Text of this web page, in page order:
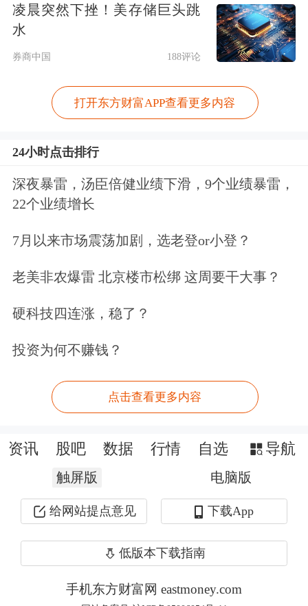
支“巨浪”后，势如破竹。
“东数西算 ”八大国家枢纽节点（京津
蒙古、贵州、甘肃、宁夏），成为项目
其中，冷凉气候、绿电富集的内蒙古乌
兰察布、宁夏中卫等地，近年来崭露头
角，高调提出打造“算力之都”、“Token
据、中国电信 、
远景科技等，均已在当地展开布局。
异军突起，原因是多方面的，除了当地
优越的自然禀赋——冷凉气候显著降低
数据中心能耗，风光资源丰富提供充沛
绿电，更和当地政府前瞻布局密不可
分：
凌晨突然下挫！美存储巨头跳
水
券商中国 188评论
打开东方财富APP查看更多内容
24小时点击排行
深夜暴雷，汤臣倍健业绩下滑，9个业绩暴雷，
22个业绩增长
7月以来市场震荡加剧，选老登or小登？
老美非农爆雷 北京楼市松绑 这周要干大事？
硬科技四连涨，稳了？
投资为何不赚钱？
点击查看更多内容
资讯 股吧 数据 行情 自选 导航
触屏版 电脑版
给网站提点意见 下载App
低版本下载指南
手机东方财富网 eastmoney.com